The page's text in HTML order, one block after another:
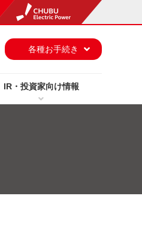
IR・投資家向け情報
各種お手続き